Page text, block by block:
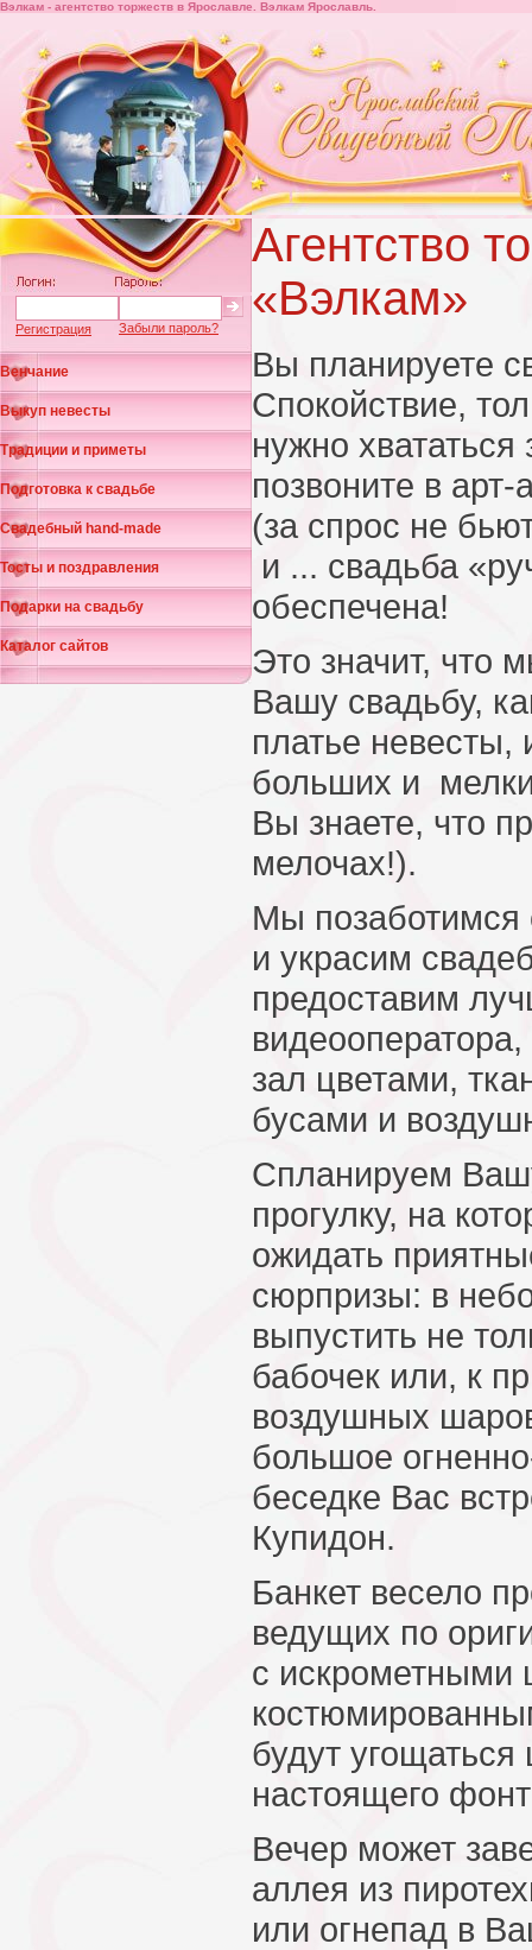
Вэлкам - агентство торжеств в Ярославле. Вэлкам Ярославль.
Регистрация Забыли пароль?
Венчание
Выкуп невесты
Традиции и приметы
Подготовка к свадьбе
Свадебный hand-made
Тосты и поздравления
Подарки на свадьбу
Каталог сайтов
Агентство
«Вэлкам»
Вы планируете
Спокойствие,
нужно хвататься
позвоните в
(за спрос не
и ... свадьба
обеспечена!
Это значит, что
Вашу свадьбу,
платье невесты,
больших и
Вы знаете, что
мелочах!).
Мы
и украсим
предоставим
зал цветами,
бусами и
Спланируем
прогулку, на
ожидать
сюрпризы: в
выпустить не
бабочек или, к
воздушных
большое
беседке Вас
Купидон.
Банкет весело
ведущих по
с искрометными
будут
настоящего
Вечер может
аллея из
или огнепад в